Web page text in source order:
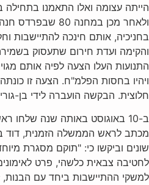
הייתה עצומה ואלו התאמנו
ולאחר מכן במחנה
בחניכיה, אותם חינכה להתיישבות
והקימה ועדת חירום שתעסוק
ויהיו בחסות הפלמ"ח. הצעה זו
חלוצית. הבקשה הועברה לידי בן-
ב-10 באוגוסט באותה שנה שלחו
מכתב לראש הממשלה הזמנית, דוד
שונים וביקשו כי: "תוקם מסגרת
לחטיבה צבאית כלשהי, פרט
למשקי ההתיישבות ביחד עם הבנות,